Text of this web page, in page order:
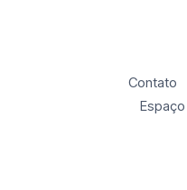
Contato